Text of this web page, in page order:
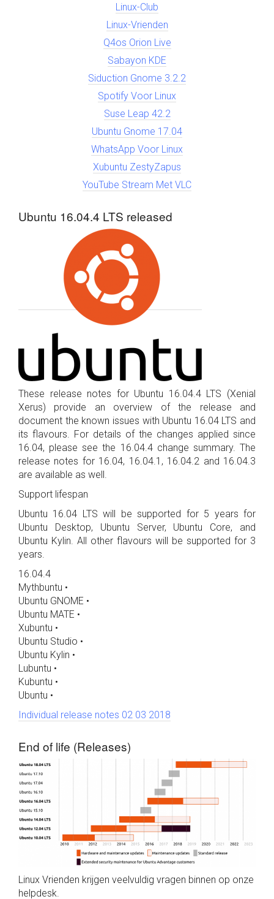
Linux-Club
Linux-Vrienden
Q4os Orion Live
Sabayon KDE
Siduction Gnome 3.2.2
Spotify Voor Linux
Suse Leap 42.2
Ubuntu Gnome 17.04
WhatsApp Voor Linux
Xubuntu ZestyZapus
YouTube Stream Met VLC
Ubuntu 16.04.4 LTS released
These release notes for Ubuntu 16.04.4 LTS (Xenial
Xerus) provide an overview of the release and
document the known issues with Ubuntu 16.04 LTS and
its flavours. For details of the changes applied since
16.04, please see the 16.04.4 change summary. The
release notes for 16.04, 16.04.1, 16.04.2 and 16.04.3
are available as well.
Support lifespan
Ubuntu 16.04 LTS will be supported for 5 years for
Ubuntu Desktop, Ubuntu Server, Ubuntu Core, and
Ubuntu Kylin. All other flavours will be supported for 3
years.
16.04.4
Mythbuntu •
Ubuntu GNOME •
Ubuntu MATE •
Xubuntu •
Ubuntu Studio •
Ubuntu Kylin •
Lubuntu •
Kubuntu •
Ubuntu •
Individual release notes 02 03 2018
End of life (Releases)
Linux Vrienden krijgen veelvuldig vragen binnen op onze
helpdesk.